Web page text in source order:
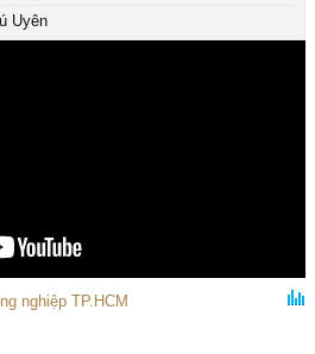
Uyên
nghiệp TP.HCM